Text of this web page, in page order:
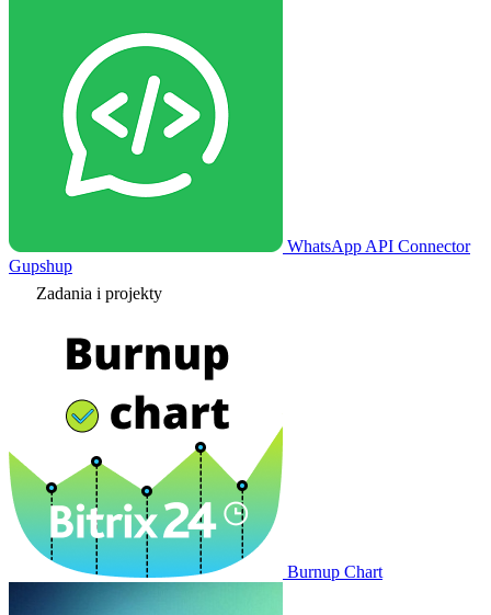
WhatsApp API Connector
Gupshup
Zadania i projekty
Burnup Chart